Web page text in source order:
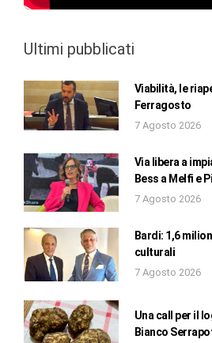
Ultimi pubblicati
Viabilità, le
Ferragosto
7 Agosto 2026
Via libera a
Bess a Melfi e
7 Agosto 2026
Bardi: 1,6
culturali
7 Agosto 2026
Una call per il
Bianco